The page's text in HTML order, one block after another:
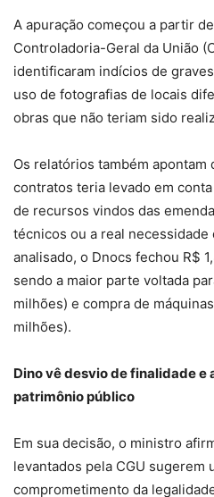
A apuração começou a partir
Controladoria-Geral da União
identificaram indícios de
uso de fotografias de locais
obras que não teriam sido
Os relatórios também apontam
contratos teria levado em
de recursos vindos das
técnicos ou a real
analisado, o Dnocs fechou R$
sendo a maior parte voltada
milhões) e compra de
milhões).
Dino vê desvio de finalidade e
patrimônio público
Em sua decisão, o ministro
levantados pela CGU sugerem
comprometimento da